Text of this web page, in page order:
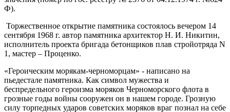
Ф).
Торжественное открытие памятника состоялось вечером 14
сентября 1968 г. автор памятника архитектор Н. И. Никитин,
исполнитель проекта бригада бетонщиков плав стройотряда N
1, мастер – Проценко.
«Героическим морякам-черноморцам» - написано на
пьедестале памятника. Как символ мужества и
беспредельного героизма моряков Черноморского флота в
грозные годы войны сооружен он в нашем городе. Грозную
силу торпедных ударов советских моряков враг познал на себе